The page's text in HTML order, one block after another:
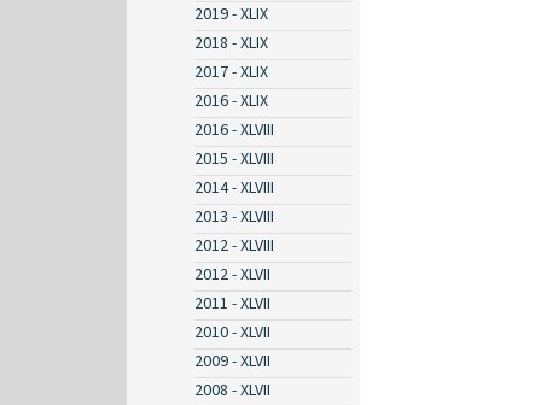
2019 - XLIX
2018 - XLIX
2017 - XLIX
2016 - XLIX
2016 - XLVIII
2015 - XLVIII
2014 - XLVIII
2013 - XLVIII
2012 - XLVIII
2012 - XLVII
2011 - XLVII
2010 - XLVII
2009 - XLVII
2008 - XLVII